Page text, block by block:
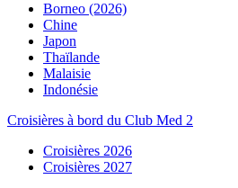
Borneo (2026)
Chine
Japon
Thaïlande
Malaisie
Indonésie
Croisières à bord du Club Med 2
Croisières 2026
Croisières 2027